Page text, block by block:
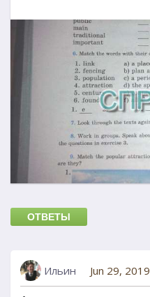
ОТВЕТЫ
Ильин Jun 29, 2019